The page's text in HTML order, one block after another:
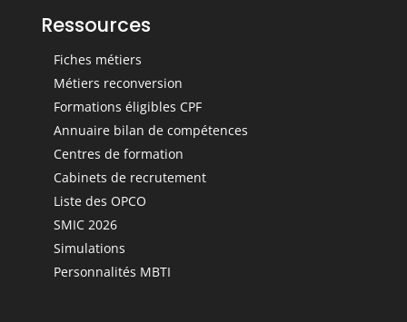
Ressources
Fiches métiers
Métiers reconversion
Formations éligibles CPF
Annuaire bilan de compétences
Centres de formation
Cabinets de recrutement
Liste des OPCO
SMIC 2026
Simulations
Personnalités MBTI